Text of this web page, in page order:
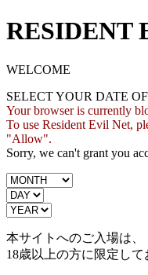
RESIDENT
WELCOME
SELECT YOUR DATE
Your browser is currently
To use Resident Evil Net,
"Allow".
Sorry, we can't grant you
本サイトへのご入場は、
18歳以上の方に限定して